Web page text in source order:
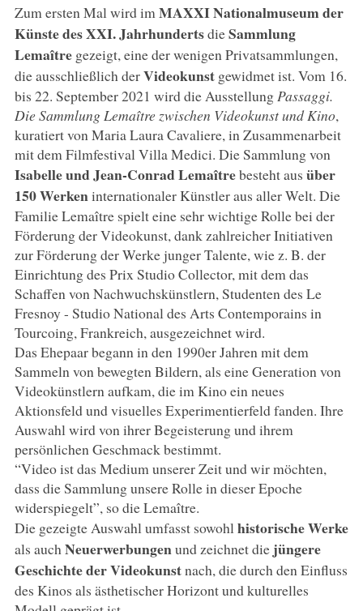
Zum ersten Mal wird im MAXXI Nationalmuseum der
Künste des XXI. JahrhundertsdieSammlung
Lemaîtregezeigt, eine der wenigen Privatsammlungen,
die ausschließlich derVideokunstgewidmet ist. Vom 16.
bis 22. September 2021 wird die Ausstellung Passaggi.
Die Sammlung Lemaître zwischen Videokunst und Kino,
kuratiert von Maria Laura Cavaliere, in Zusammenarbeit
mit dem Filmfestival Villa Medici. Die Sammlung von
Isabelle und Jean-Conrad Lemaîtrebesteht aus über
150 Werkeninternationaler Künstler aus aller Welt. Die
Familie Lemaître spielt eine sehr wichtige Rolle bei der
Förderung der Videokunst, dank zahlreicher Initiativen
zur Förderung der Werke junger Talente, wie z. B. der
Einrichtung des Prix Studio Collector, mit dem das
Schaffen von Nachwuchskünstlern, Studenten des Le
Fresnoy - Studio National des Arts Contemporains in
Tourcoing, Frankreich, ausgezeichnet wird.
Das Ehepaar begann in den 1990er Jahren mit dem
Sammeln von bewegten Bildern, als eine Generation von
Videokünstlern aufkam, die im Kino ein neues
Aktionsfeld und visuelles Experimentierfeld fanden. Ihre
Auswahl wird von ihrer Begeisterung und ihrem
persönlichen Geschmack bestimmt.
“Video ist das Medium unserer Zeit und wir möchten,
dass die Sammlung unsere Rolle in dieser Epoche
widerspiegelt”, so die Lemaître.
Die gezeigte Auswahl umfasst sowohl historische Werke
als auch Neuerwerbungenund zeichnet diejüngere
Geschichte der Videokunstnach, die durch den Einfluss
des Kinos als ästhetischer Horizont und kulturelles